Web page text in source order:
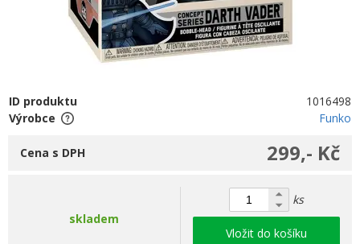
ID produktu
1016498
Výrobce
Funko
299,- Kč
Cena s DPH
skladem
ks
Vložit do košíku